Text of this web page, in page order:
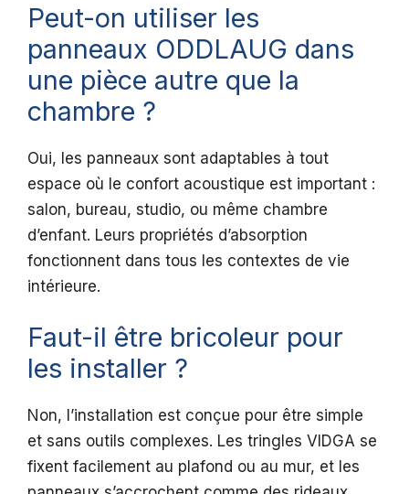
Peut-on utiliser les
panneaux ODDLAUG dans
une pièce autre que la
chambre ?
Oui, les panneaux sont adaptables à tout
espace où le confort acoustique est important :
salon, bureau, studio, ou même chambre
d’enfant. Leurs propriétés d’absorption
fonctionnent dans tous les contextes de vie
intérieure.
Faut-il être bricoleur pour
les installer ?
Non, l’installation est conçue pour être simple
et sans outils complexes. Les tringles VIDGA se
fixent facilement au plafond ou au mur, et les